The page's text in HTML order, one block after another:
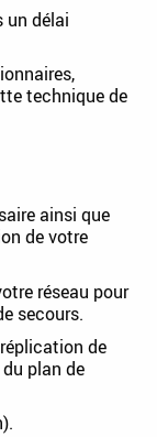
un délai
technique de
ainsi que
de votre
réseau pour
secours.
de
plan de